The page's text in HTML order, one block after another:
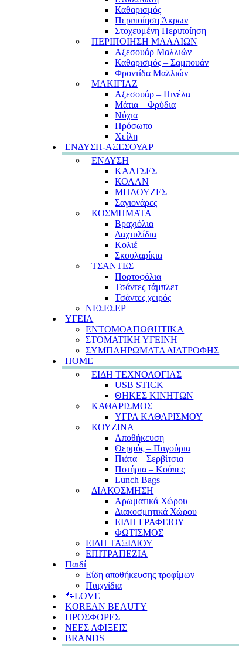
Καθαρισμός
Περιποίηση Άκρων
Στοχευμένη Περιποίηση
ΠΕΡΙΠΟΙΗΣΗ ΜΑΛΛΙΩΝ
Αξεσουάρ Μαλλιών
Καθαρισμός – Σαμπουάν
Φροντίδα Μαλλιών
ΜΑΚΙΓΙΑΖ
Αξεσουάρ – Πινέλα
Μάτια – Φρύδια
Νύχια
Πρόσωπο
Χείλη
ΕΝΔΥΣΗ-ΑΞΕΣΟΥΑΡ
ΕΝΔΥΣΗ
ΚΑΛΤΣΕΣ
ΚΟΛΑΝ
ΜΠΛΟΥΖΕΣ
Σαγιονάρες
ΚΟΣΜΗΜΑΤΑ
Βραχιόλια
Δαχτυλίδια
Κολιέ
Σκουλαρίκια
ΤΣΑΝΤΕΣ
Πορτοφόλια
Τσάντες τάμπλετ
Τσάντες χειρός
ΝΕΣΕΣΕΡ
ΥΓΕΙΑ
ΕΝΤΟΜΟΑΠΩΘΗΤΙΚΑ
ΣΤΟΜΑΤΙΚΗ ΥΓΕΙΝΗ
ΣΥΜΠΛΗΡΩΜΑΤΑ ΔΙΑΤΡΟΦΗΣ
HOME
ΕΙΔΗ ΤΕΧΝΟΛΟΓΙΑΣ
USB STICK
ΘΗΚΕΣ ΚΙΝΗΤΩΝ
ΚΑΘΑΡΙΣΜΟΣ
ΥΓΡΑ ΚΑΘΑΡΙΣΜΟΥ
ΚΟΥΖΙΝΑ
Αποθήκευση
Θερμός – Παγούρια
Πιάτα – Σερβίτσια
Ποτήρια – Κούπες
Lunch Bags
ΔΙΑΚΟΣΜΗΣΗ
Αρωματικά Χώρου
Διακοσμητικά Χώρου
ΕΙΔΗ ΓΡΑΦΕΙΟΥ
ΦΩΤΙΣΜΟΣ
ΕΙΔΗ ΤΑΞΙΔΙΟΥ
ΕΠΙΤΡΑΠΕΖΙΑ
Παιδί
Είδη αποθήκευσης τροφίμων
Παιχνίδια
🐾LOVE
KOREAN BEAUTY
ΠΡΟΣΦΟΡΕΣ
ΝΕΕΣ ΑΦΙΞΕΙΣ
BRANDS